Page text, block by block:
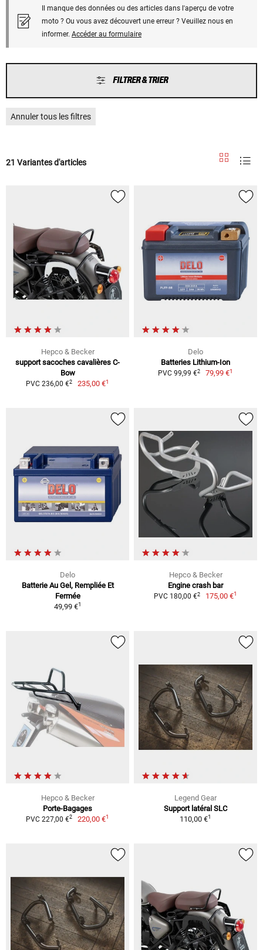
Il manque des données ou des articles dans l'aperçu de votre
moto ? Ou vous avez découvert une erreur ? Veuillez nous en
informer. Accéder au formulaire
FILTRER & TRIER
Annuler tous les filtres
21 Variantes d'articles
Hepco & Becker
support sacoches cavalières C-
Bow
PVC 236,00 €2 235,00 €1
Delo
Batteries Lithium-Ion
PVC 99,99 €2 79,99 €1
Delo
Batterie Au Gel, Rempliée Et
Fermée
49,99 €1
Hepco & Becker
Engine crash bar
PVC 180,00 €2 175,00 €1
Hepco & Becker
Porte-Bagages
PVC 227,00 €2 220,00 €1
Legend Gear
Support latéral SLC
110,00 €1